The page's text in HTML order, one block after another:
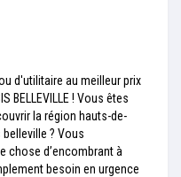
d'utilitaire au meilleur prix
BELLEVILLE ! Vous êtes
la région hauts-de-
? Vous
chose d’encombrant à
besoin en urgence